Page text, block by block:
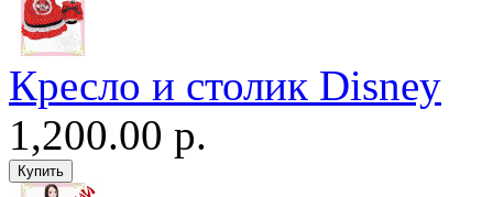
Кресло и столик Disney
1,200.00 р.